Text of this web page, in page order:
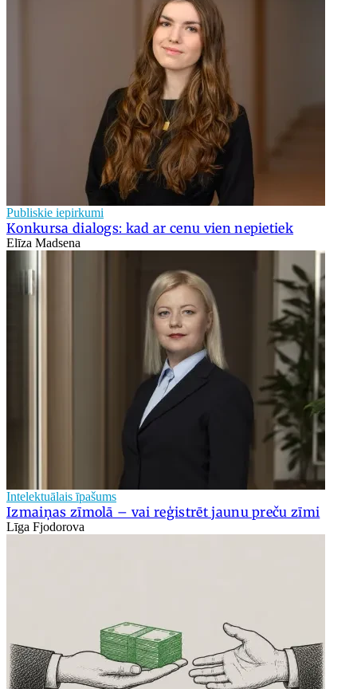
Publiskie iepirkumi
Konkursa dialogs: kad ar cenu vien nepietiek
Elīza Madsena
Intelektuālais īpašums
Izmaiņas zīmolā – vai reģistrēt jaunu preču zīmi
Līga Fjodorova